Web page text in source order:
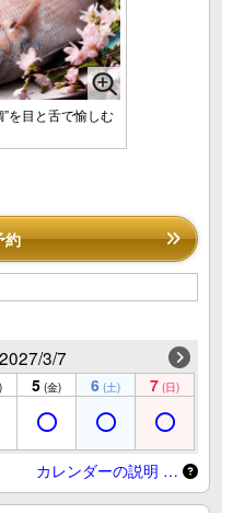
”を目と舌で愉しむ
約
3/7
5 (金) 6 (土) 7 (日)
カレンダーの説明 …